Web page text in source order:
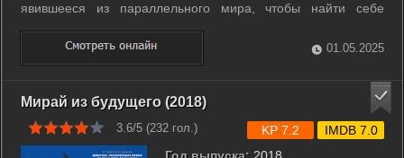
явившееся из параллельного мира, чтобы найти себе
ученика. Им и становится Рэн. В мире чудовищ мальчик
получает имя Девята и под началом Медвежута начинает
тренировки, чтобы стать ...
01.05.2025
Мирай из будущего (2018)
3.6/5 (232 гол.) KP 7.2 IMDB 7.0